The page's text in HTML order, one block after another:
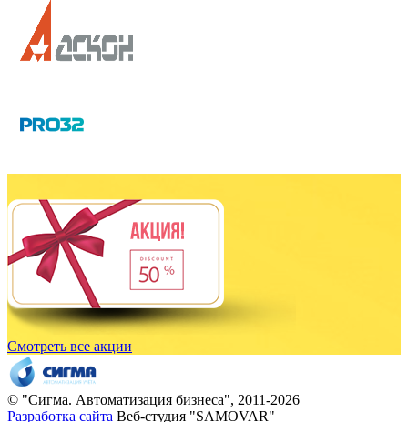
Смотреть все акции
© "Сигма. Автоматизация бизнеса", 2011-2026
Разработка сайта Веб-студия "SAMOVAR"